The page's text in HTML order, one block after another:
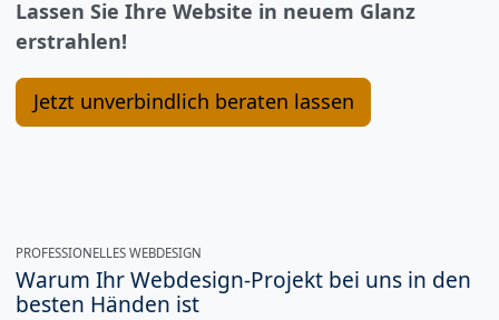
Lassen Sie Ihre Website in neuem Glanz
erstrahlen!
Jetzt unverbindlich beraten lassen
PROFESSIONELLES WEBDESIGN
Warum Ihr Webdesign-Projekt bei uns in den
besten Händen ist